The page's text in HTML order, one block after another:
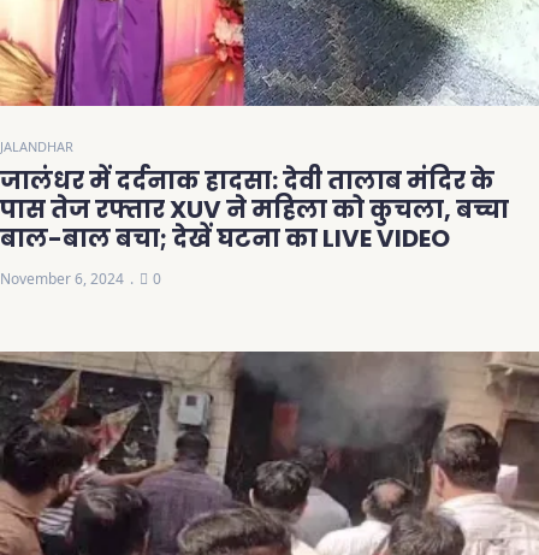
JALANDHAR
जालंधर में दर्दनाक हादसा: देवी तालाब मंदिर के
पास तेज रफ्तार XUV ने महिला को कुचला, बच्चा
बाल-बाल बचा; देखें घटना का LIVE VIDEO
November 6, 2024 0